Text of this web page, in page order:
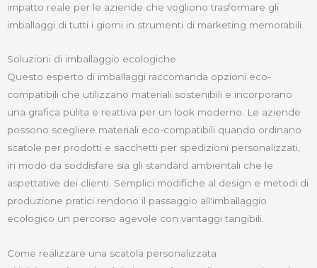
impatto reale per le aziende che vogliono trasformare gli
imballaggi di tutti i giorni in strumenti di marketing memorabili.
Soluzioni di imballaggio ecologiche
Questo esperto di imballaggi raccomanda opzioni eco-
compatibili che utilizzano materiali sostenibili e incorporano
una grafica pulita e reattiva per un look moderno. Le aziende
possono scegliere materiali eco-compatibili quando ordinano
scatole per prodotti e sacchetti per spedizioni personalizzati,
in modo da soddisfare sia gli standard ambientali che le
aspettative dei clienti. Semplici modifiche al design e metodi di
produzione pratici rendono il passaggio all'imballaggio
ecologico un percorso agevole con vantaggi tangibili.
Come realizzare una scatola personalizzata